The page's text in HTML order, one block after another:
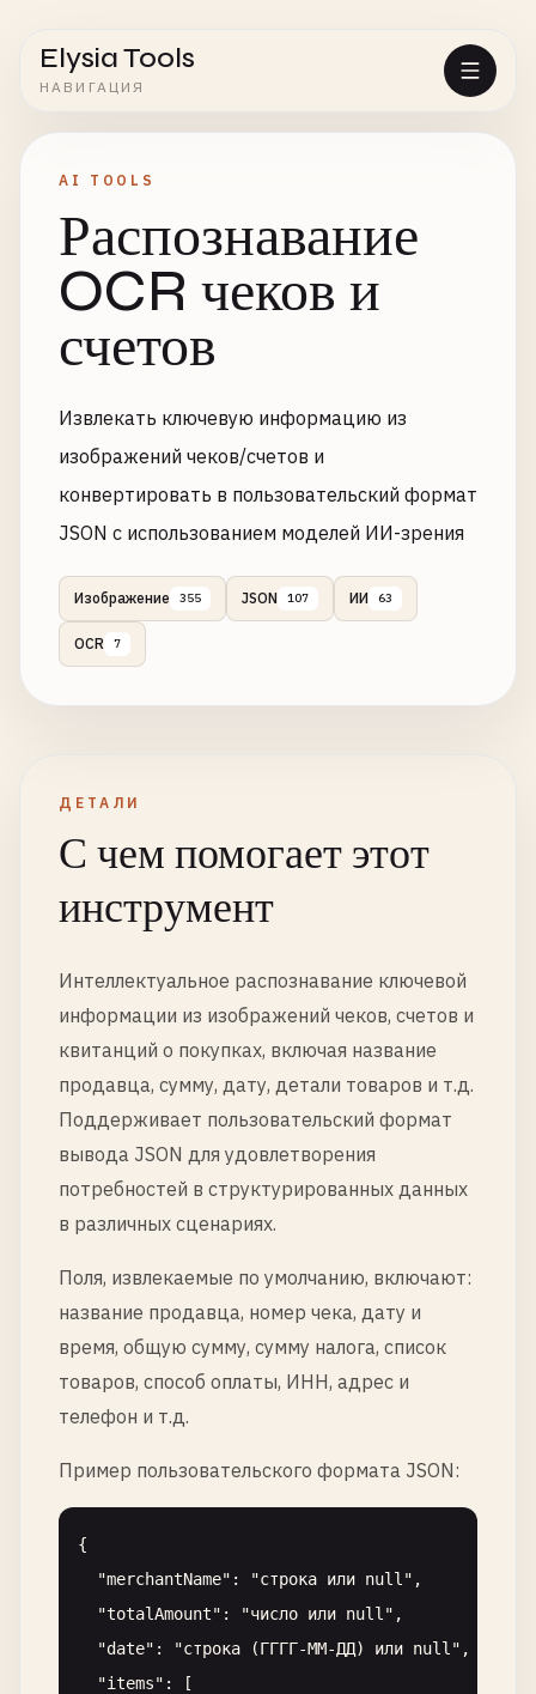
Elysia Tools
НАВИГАЦИЯ
AI TOOLS
Распознавание
OCR чеков и
счетов
Извлекать ключевую информацию из
изображений чеков/счетов и
конвертировать в пользовательский формат
JSON с использованием моделей ИИ-зрения
Изображение 355 JSON 107 ИИ 63
OCR 7
ДЕТАЛИ
С чем помогает этот
инструмент
Интеллектуальное распознавание ключевой
информации из изображений чеков, счетов и
квитанций о покупках, включая название
продавца, сумму, дату, детали товаров и т.д.
Поддерживает пользовательский формат
вывода JSON для удовлетворения
потребностей в структурированных данных
в различных сценариях.
Поля, извлекаемые по умолчанию, включают:
название продавца, номер чека, дату и
время, общую сумму, сумму налога, список
товаров, способ оплаты, ИНН, адрес и
телефон и т.д.
Пример пользовательского формата JSON:
{
  "merchantName": "строка или null",
  "totalAmount": "число или null",
  "date": "строка (ГГГГ-ММ-ДД) или null",
  "items": [